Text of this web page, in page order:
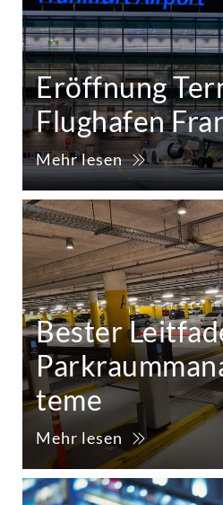
Eröffnung
Flughafen
Mehr lesen
Bester
teme
Mehr lesen